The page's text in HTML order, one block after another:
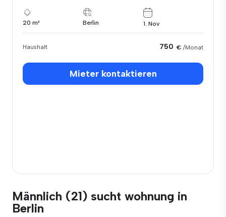
20 m² Berlin 1. Nov
Haushalt 750 € /Monat
Mieter kontaktieren
Männlich (21) sucht wohnung in
Berlin